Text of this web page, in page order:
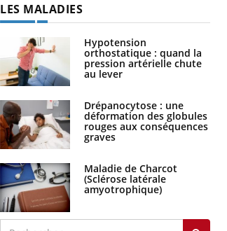
LES MALADIES
Hypotension
orthostatique : quand la
pression artérielle chute
au lever
Drépanocytose : une
déformation des globules
rouges aux conséquences
graves
Maladie de Charcot
(Sclérose latérale
amyotrophique)